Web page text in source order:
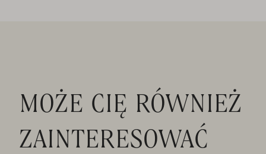
MOŻE CIĘ RÓWNIEŻ
ZAINTERESOWAĆ